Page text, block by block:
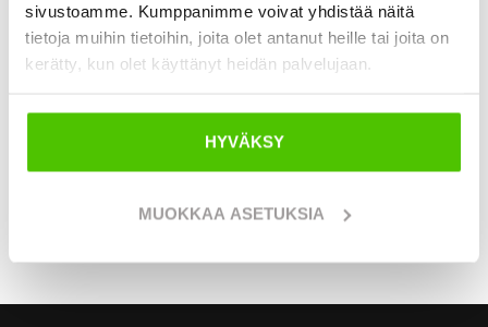
sivustoamme. Kumppanimme voivat yhdistää näitä
tietoja muihin tietoihin, joita olet antanut heille tai joita on
kerätty, kun olet käyttänyt heidän palvelujaan.
HYVÄKSY
MUOKKAA ASETUKSIA
tarjoamaan silti riittävästi voimaa vaativiin työtehtäviin.
Avantin vahvuus on laaja työlaitteiden valikoima, jonka
kuormaajalla voidaan esimerkiksi nostaa, siirtää, kaivaa,
harjata tai aurata – riippuen käytettävästä lisälaitteesta.
koneet. Voit tutustua eri malleihin tarkemmin ja siirtyä